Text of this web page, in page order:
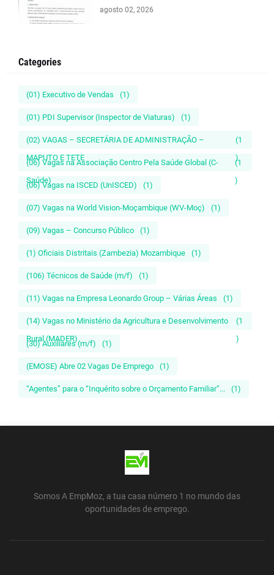
agosto 02, 2026
Categories
(01) Executivo de Vendas (1)
(01) PDI Supervisor (Inspector de Viaturas) (1)
(02) VAGAS – SECRETÁRIA DE ADMINISTRAÇÃO –
MAPUTO E TETE
(1
)
(06) Vagas na Associação Centro Pela Saúde Global (C-
Saúde)
(1
)
(06) Vagas na ISCED (UnISCED) (1)
(07) Vagas na World Vision-Moçambique (WV-Moç) (1)
(09) Vagas – Concurso Público (1)
(1) Oficiais Distritais (Zambezia) Mozambique (1)
(106) Técnicos de Saúde (m/f) (1)
(11) Vagas na Empresa Leonardo Group – Várias Áreas (1)
(14) Vagas no Ministério da Agricultura e Desenvolvimento
Rural (MADER)
(1
)
(30) Auxiliares (m/f) (1)
(EMOSE) Abre 02 Vagas De Emprego (1)
“Agentes” para o “Inquérito sobre o Orçamento Familiar”... (1)
Somos A EmpMoz, a tua casa número 1 no mundo das
oportunidades de emprego.